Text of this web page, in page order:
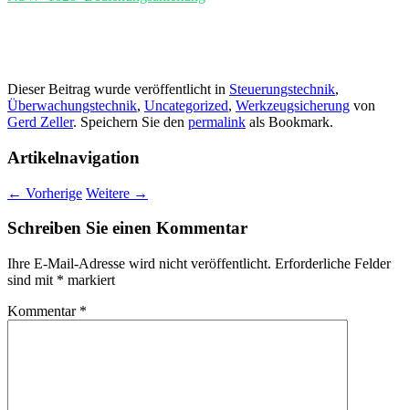
Dieser Beitrag wurde veröffentlicht in Steuerungstechnik,
Überwachungstechnik, Uncategorized, Werkzeugsicherung von
Gerd Zeller. Speichern Sie den permalink als Bookmark.
Artikelnavigation
← Vorherige Weitere →
Schreiben Sie einen Kommentar
Ihre E-Mail-Adresse wird nicht veröffentlicht. Erforderliche Felder
sind mit * markiert
Kommentar *